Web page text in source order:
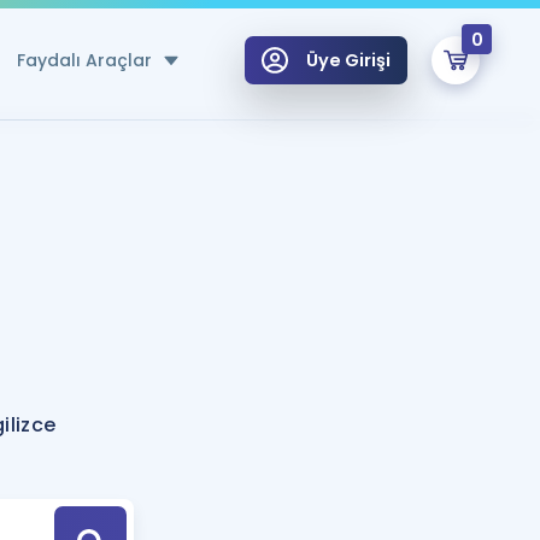
Faydalı Araçlar
Hesaplama Aracı
için Öneriler
Tek Takvimde
Üye Girişi
0